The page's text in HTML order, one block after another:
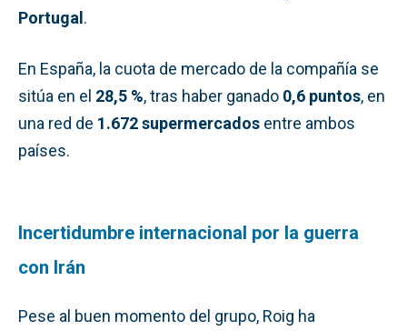
Portugal.
En España, la cuota de mercado de la compañía se
sitúa en el 28,5 %, tras haber ganado 0,6 puntos, en
una red de 1.672 supermercados entre ambos
países.
Incertidumbre internacional por la guerra
con Irán
Pese al buen momento del grupo, Roig ha